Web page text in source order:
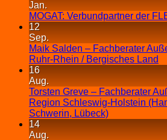
Jan.
MOGAT: Verbundpartner der
12
Sep.
Maik Salden – Fachberater
Ruhr-Rhein / Bergisches Land
16
Aug.
Torsten Greve – Fachberater
Region Schleswig-Holstein
Schwerin, Lübeck)
14
Aug.